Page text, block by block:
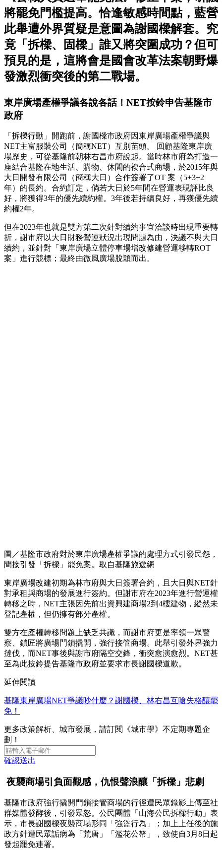
將罷免門檻提高。恰逢敏感時間點，藍營
此舉遭外界質疑是意圖為謝國樑解套。究
竟「拆樑、固樑」誰又將突圍成功？但可
預見的是，這將會是國會改革法案朝野爆
發激烈衝突後的第二戰場。
東岸廣場產權爭議各說各話！NET按鈴申告基隆市
政府
「拆樑行動」開跑前，謝國樑市政府因東岸廣場產權爭議與
NET主富服裝公司（簡稱NET）互別苗頭。 回顧基隆東岸廣
場歷史，可從基隆前朝林右昌市府說起。當時林市府為打造一
座結合基隆在地生活、購物、休閒的複合式商場，於2015年與
大日開發有限公司（簡稱大日）合作簽署了OT 案（5+3+2
年）的長約。合約訂定，倘若大日於5年間在營運表現評比良
好，將獲得3年的優先續約權。3年後若持續良好，再獲優先續
約權2年。
但在2023年也就是雙方第二次針對續約事宜洽談時出現重要轉
折，謝市府以大日財務營運狀況出現問題為由，決議不與大日
續約，並針對「東岸廣場立體停車場增改修建營運移轉ROT
案」進行競標；最終由微風廣場脫穎而出。
圖／基隆市政府對於東岸廣場產權爭議的處理方式引發民怨，
間接引發「拆樑」罷免案。取自基隆旅遊網
東岸廣場改建初期為林市府與大日簽署合約，且大日與NET針
對承租與商場的發展進行簽約。但謝市府在2023年進行營運權
轉移之時，NET主張因先前出資興建商場2到4樓建物，縱然未
登記產權，但仍擁有部分產權。
雙方在產權轉移問題上缺乏共識，而謝市府更是率領一眾警
察、鎖匠將廣場門鎖撬開，強行接管商場。此舉引發外界強力
撻伐，而NET事後與謝市府隔空交鋒，衝突愈演愈烈。NET甚
至為此按鈴提告基隆市政府並要求市長謝國樑道歉。
延伸閱讀
基隆東岸廣場NET爭議吵什麼？謝國樑、林右昌互嗆失格釀罷
免！
更多政策解析、城市發展，請訂閱《城市學》不定期專題企
劃！
確認送出
夜襲商場引負面觀感，仇恨聲浪釀「拆樑」悲劇
基隆市政府強行撬開門鎖接管商場的行徑遭民眾錄影上傳至社
群媒體發酵後，引發眾怒。公民團體「山海公民拆樑行動」表
示，市長謝國樑夜襲商場形同「強盜行為」；加上上任後的施
政方針遭民眾詬病為「荒唐」「濫花公帑」，致使自3月8日起
發起罷免連署。